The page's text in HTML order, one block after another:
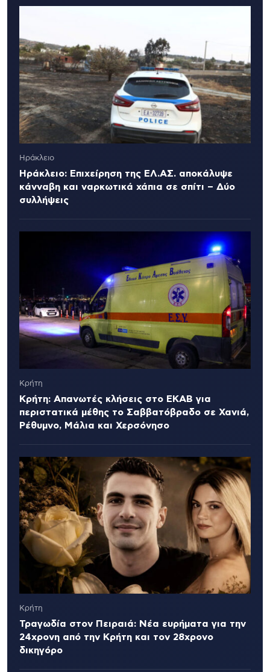
Ηράκλειο
Ηράκλειο: Επιχείρηση της ΕΛ.ΑΣ. αποκάλυψε
κάνναβη και ναρκωτικά χάπια σε σπίτι – Δύο
συλλήψεις
Κρήτη
Κρήτη: Απανωτές κλήσεις στο ΕΚΑΒ για
περιστατικά μέθης το Σαββατόβραδο σε Χανιά,
Ρέθυμνο, Μάλια και Χερσόνησο
Κρήτη
Τραγωδία στον Πειραιά: Νέα ευρήματα για την
24χρονη από την Κρήτη και τον 28χρονο
δικηγόρο